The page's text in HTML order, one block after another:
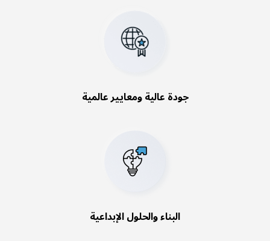
جودة عالية ومعايير عالمية
البناء والحلول الإبداعية